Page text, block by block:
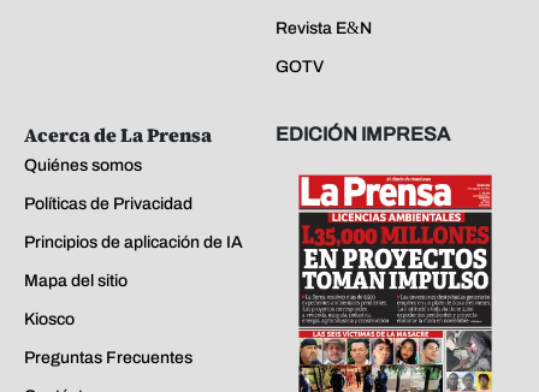
Revista E&N
GOTV
Acerca de La Prensa
Quiénes somos
Políticas de Privacidad
Principios de aplicación de IA
Mapa del sitio
Kiosco
Preguntas Frecuentes
EDICIÓN IMPRESA